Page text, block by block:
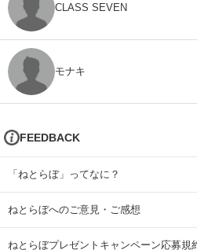
CLASS SEVEN
モナキ
FEEDBACK
「ねとらぼ」ってなに？
ねとらぼへのご意見・ご感想
ねとらぼプレゼントキャンペーン応募規